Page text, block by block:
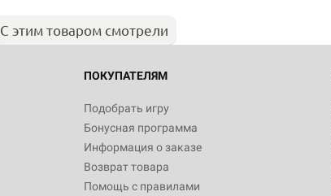
С этим товаром смотрели
ПОКУПАТЕЛЯМ
Подобрать игру
Бонусная программа
Информация о заказе
Возврат товара
Помощь с правилами